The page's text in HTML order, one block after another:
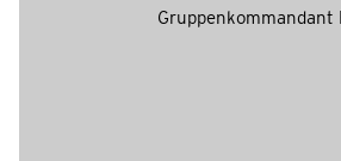
Gruppenkommandant